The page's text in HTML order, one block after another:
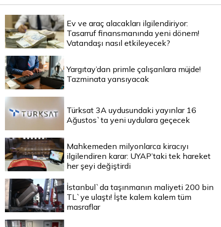
Ev ve araç alacakları ilgilendiriyor:
Tasarruf finansmanında yeni dönem!
Vatandaşı nasıl etkileyecek?
Yargıtay’dan primle çalışanlara müjde!
Tazminata yansıyacak
Türksat 3A uydusundaki yayınlar 16
Ağustos`ta yeni uydulara geçecek
Mahkemeden milyonlarca kiracıyı
ilgilendiren karar: UYAP’taki tek hareket
her şeyi değiştirdi
İstanbul`da taşınmanın maliyeti 200 bin
TL`ye ulaştı! İşte kalem kalem tüm
masraflar